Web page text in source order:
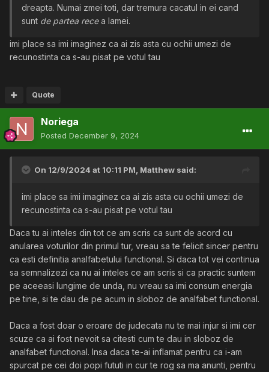
dreapta. Numai zmei toti, dar tremura cacatul in ei cand
sunt de partea recea lamei.
imi place sa imi imaginez ca ai zis asta cu ochii umezi de
recunostinta ca s-au pisat pe votul tau
Quote
Noriega
Posted December 9, 2024
On 12/9/2024 at 10:11 PM, Matthew said:
imi place sa imi imaginez ca ai zis asta cu ochii umezi de
recunostinta ca s-au pisat pe votul tau
Daca tu ai inteles din tot ce am scris ca sunt de acord cu
anularea voturilor din primul tur, vreau sa te felicit sincer pentru
ca esti definitia analfabetului functional. Si daca tot vei continua
sa semnalizezi ca nu ai inteles ce am scris si ca practic suntem
pe aceeasi lungime de unda, nu vreau sa imi consum energia
pe tine, si te dau de pe acum in sloboz de analfabet functional.
Daca a fost doar o eroare de judecata nu te mai injur si imi cer
scuze ca ai fost nevoit sa citesti cum te dau in sloboz de
analfabet functional. Insa daca te-ai inflamat pentru ca i-am
spurcat pe cei doi popi fututi in cur te rog sa ma anunti, pentru